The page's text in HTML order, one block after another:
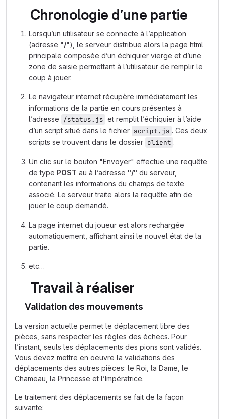
Chronologie d’une partie
Lorsqu’un utilisateur se connecte à l’application
(adresse "/"), le serveur distribue alors la page html
principale composée d’un échiquier vierge et d’une
zone de saisie permettant à l’utilisateur de remplir le
coup à jouer.
Le navigateur internet récupère immédiatement les
informations de la partie en cours présentes à
l’adresse /status.js et remplit l’échiquier à l’aide
d’un script situé dans le fichier script.js . Ces deux
scripts se trouvent dans le dossier client .
Un clic sur le bouton "Envoyer" effectue une requête
de type POST au à l’adresse "/" du serveur,
contenant les informations du champs de texte
associé. Le serveur traite alors la requête afin de
jouer le coup demandé.
La page internet du joueur est alors rechargée
automatiquement, affichant ainsi le nouvel état de la
partie.
etc…
Travail à réaliser
Validation des mouvements
La version actuelle permet le déplacement libre des
pièces, sans respecter les règles des échecs. Pour
l’instant, seuls les déplacements des pions sont validés.
Vous devez mettre en oeuvre la validations des
déplacements des autres pièces: le Roi, la Dame, le
Chameau, la Princesse et l’Impératrice.
Le traitement des déplacements se fait de la façon
suivante: